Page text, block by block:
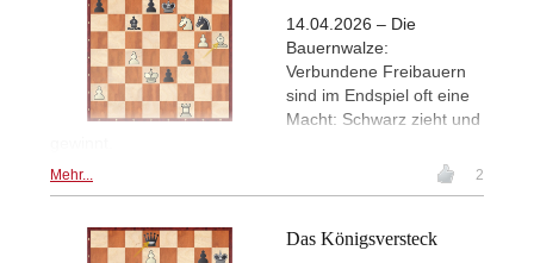
14.04.2026 – Die
Bauernwalze:
Verbundene Freibauern
sind im Endspiel oft eine
Macht: Schwarz zieht und
Mehr... 2
Das Königsversteck